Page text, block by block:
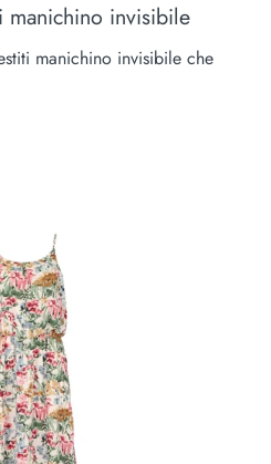
manichino invisibile
manichino invisibile che